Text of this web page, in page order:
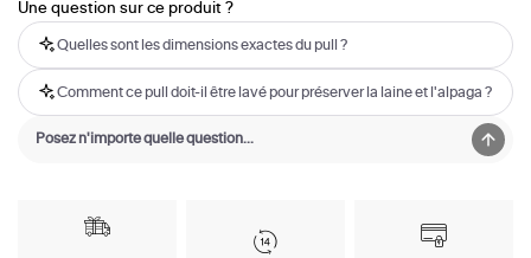
Une question sur ce produit ?
Quelles sont les dimensions exactes du pull ?
Comment ce pull doit-il être lavé pour préserver la laine et l'alpaga ?